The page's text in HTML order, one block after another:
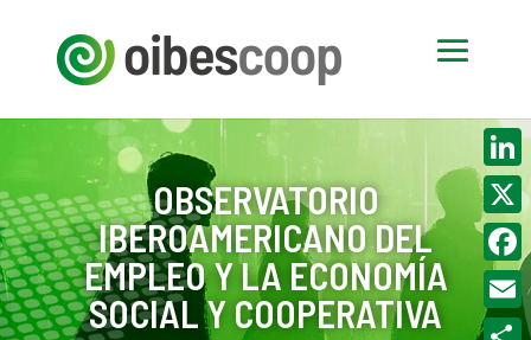
OBSERVATORIO
IBEROAMERICANO DEL
EMPLEO Y LA ECONOMÍA
SOCIAL Y COOPERATIVA
X
Email